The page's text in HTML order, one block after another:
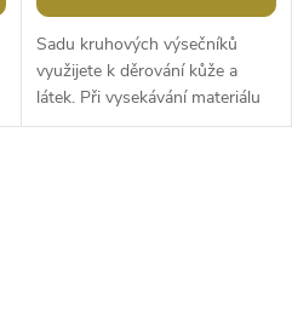
Sadu kruhových výsečníků
využijete k děrování kůže a
látek. Při vysekávání materiálu
doporučujeme pracovat na